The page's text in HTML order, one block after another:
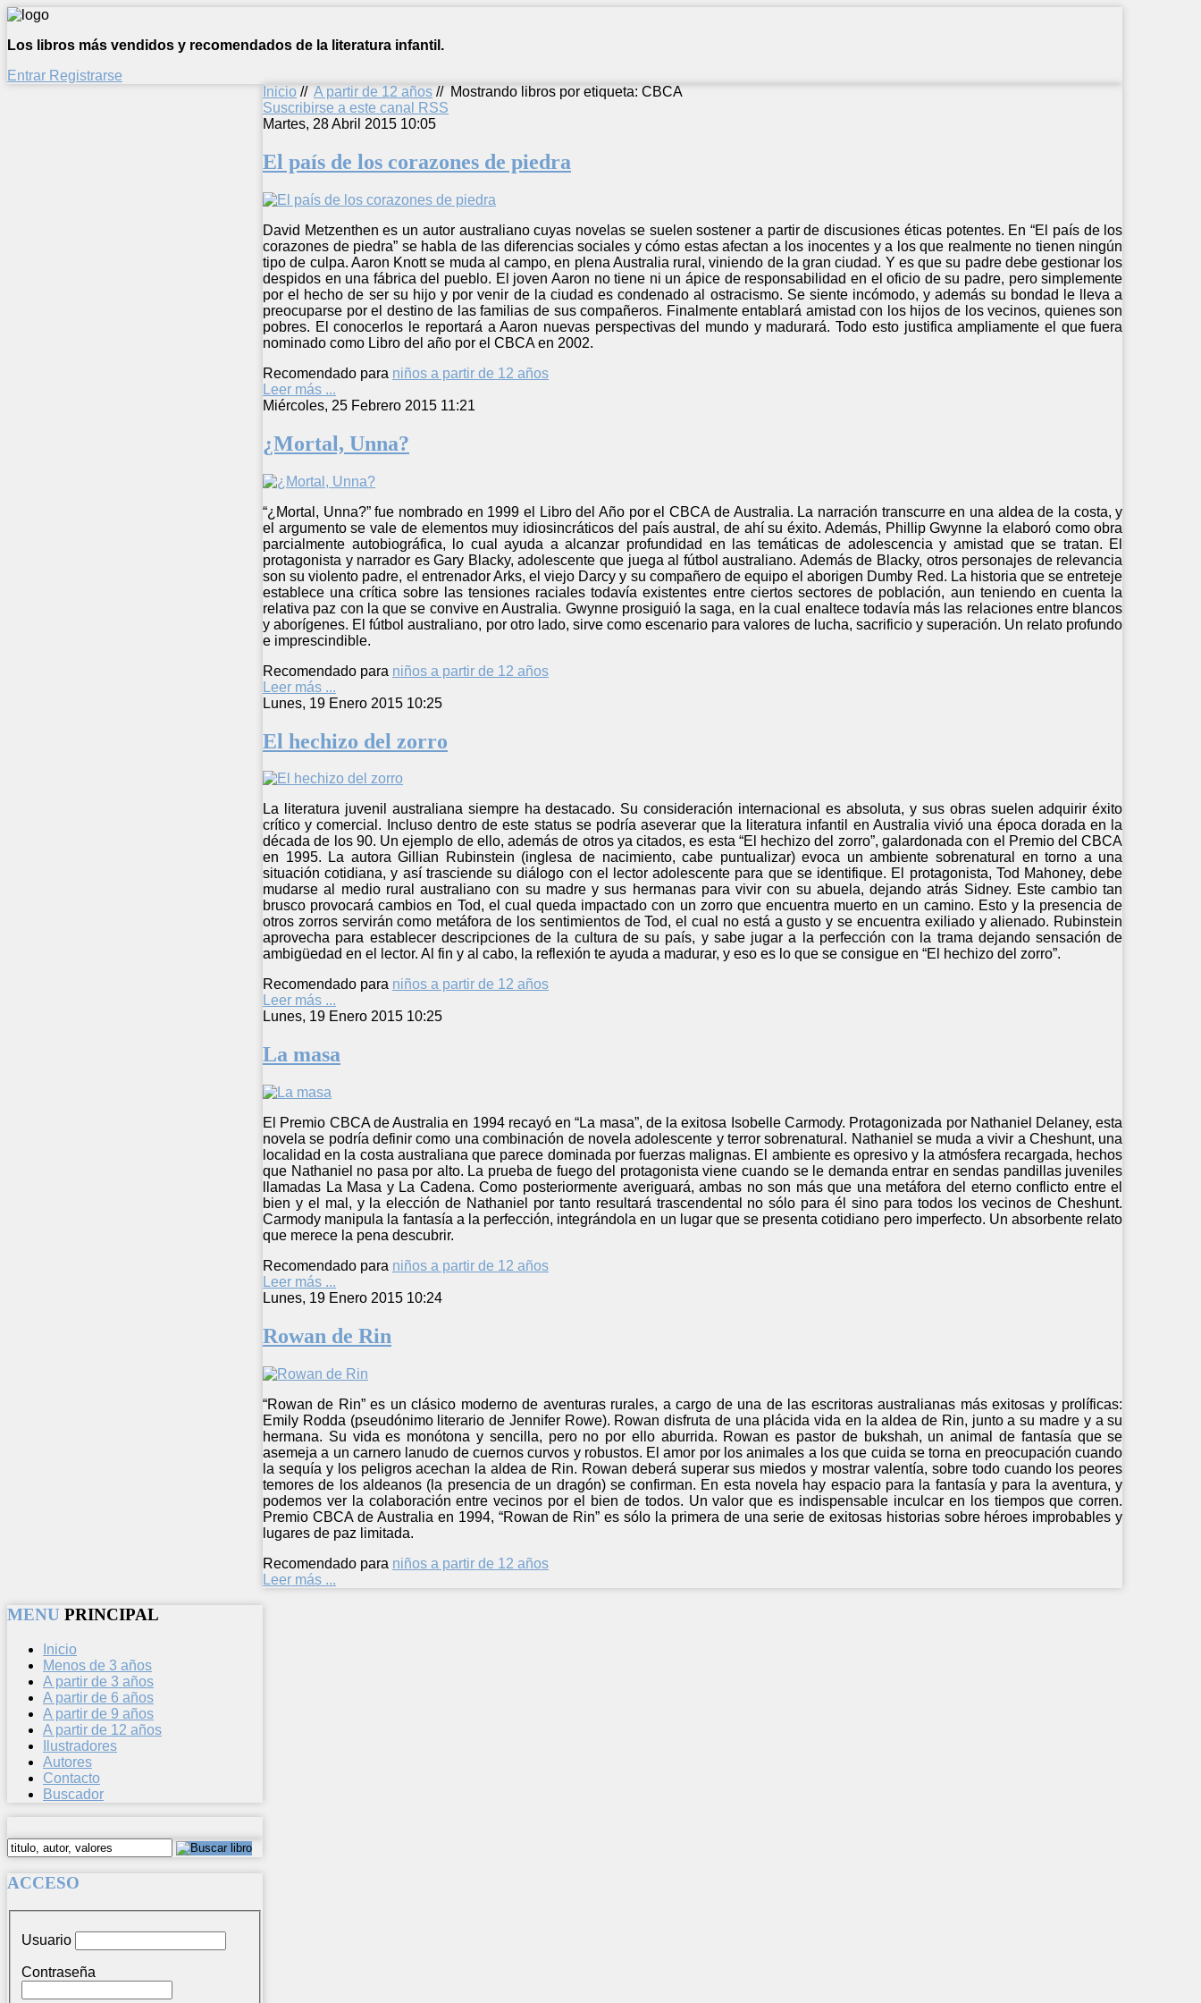
Los libros más vendidos y recomendados de la literatura infantil.
Entrar Registrarse
Inicio // A partir de 12 años // Mostrando libros por etiqueta: CBCA
Suscribirse a este canal RSS
Martes, 28 Abril 2015 10:05
El país de los corazones de piedra
David Metzenthen es un autor australiano cuyas novelas se suelen sostener a partir de discusiones éticas potentes. En “El país de los
corazones de piedra” se habla de las diferencias sociales y cómo estas afectan a los inocentes y a los que realmente no tienen ningún
tipo de culpa. Aaron Knott se muda al campo, en plena Australia rural, viniendo de la gran ciudad. Y es que su padre debe gestionar los
despidos en una fábrica del pueblo. El joven Aaron no tiene ni un ápice de responsabilidad en el oficio de su padre, pero simplemente
por el hecho de ser su hijo y por venir de la ciudad es condenado al ostracismo. Se siente incómodo, y además su bondad le lleva a
preocuparse por el destino de las familias de sus compañeros. Finalmente entablará amistad con los hijos de los vecinos, quienes son
pobres. El conocerlos le reportará a Aaron nuevas perspectivas del mundo y madurará. Todo esto justifica ampliamente el que fuera
nominado como Libro del año por el CBCA en 2002.
Recomendado para niños a partir de 12 años
Leer más ...
Miércoles, 25 Febrero 2015 11:21
¿Mortal, Unna?
“¿Mortal, Unna?” fue nombrado en 1999 el Libro del Año por el CBCA de Australia. La narración transcurre en una aldea de la costa, y
el argumento se vale de elementos muy idiosincráticos del país austral, de ahí su éxito. Además, Phillip Gwynne la elaboró como obra
parcialmente autobiográfica, lo cual ayuda a alcanzar profundidad en las temáticas de adolescencia y amistad que se tratan. El
protagonista y narrador es Gary Blacky, adolescente que juega al fútbol australiano. Además de Blacky, otros personajes de relevancia
son su violento padre, el entrenador Arks, el viejo Darcy y su compañero de equipo el aborigen Dumby Red. La historia que se entreteje
establece una crítica sobre las tensiones raciales todavía existentes entre ciertos sectores de población, aun teniendo en cuenta la
relativa paz con la que se convive en Australia. Gwynne prosiguió la saga, en la cual enaltece todavía más las relaciones entre blancos
y aborígenes. El fútbol australiano, por otro lado, sirve como escenario para valores de lucha, sacrificio y superación. Un relato profundo
e imprescindible.
Recomendado para niños a partir de 12 años
Leer más ...
Lunes, 19 Enero 2015 10:25
El hechizo del zorro
La literatura juvenil australiana siempre ha destacado. Su consideración internacional es absoluta, y sus obras suelen adquirir éxito
crítico y comercial. Incluso dentro de este status se podría aseverar que la literatura infantil en Australia vivió una época dorada en la
década de los 90. Un ejemplo de ello, además de otros ya citados, es esta “El hechizo del zorro”, galardonada con el Premio del CBCA
en 1995. La autora Gillian Rubinstein (inglesa de nacimiento, cabe puntualizar) evoca un ambiente sobrenatural en torno a una
situación cotidiana, y así trasciende su diálogo con el lector adolescente para que se identifique. El protagonista, Tod Mahoney, debe
mudarse al medio rural australiano con su madre y sus hermanas para vivir con su abuela, dejando atrás Sidney. Este cambio tan
brusco provocará cambios en Tod, el cual queda impactado con un zorro que encuentra muerto en un camino. Esto y la presencia de
otros zorros servirán como metáfora de los sentimientos de Tod, el cual no está a gusto y se encuentra exiliado y alienado. Rubinstein
aprovecha para establecer descripciones de la cultura de su país, y sabe jugar a la perfección con la trama dejando sensación de
ambigüedad en el lector. Al fin y al cabo, la reflexión te ayuda a madurar, y eso es lo que se consigue en “El hechizo del zorro”.
Recomendado para niños a partir de 12 años
Leer más ...
Lunes, 19 Enero 2015 10:25
La masa
El Premio CBCA de Australia en 1994 recayó en “La masa”, de la exitosa Isobelle Carmody. Protagonizada por Nathaniel Delaney, esta
novela se podría definir como una combinación de novela adolescente y terror sobrenatural. Nathaniel se muda a vivir a Cheshunt, una
localidad en la costa australiana que parece dominada por fuerzas malignas. El ambiente es opresivo y la atmósfera recargada, hechos
que Nathaniel no pasa por alto. La prueba de fuego del protagonista viene cuando se le demanda entrar en sendas pandillas juveniles
llamadas La Masa y La Cadena. Como posteriormente averiguará, ambas no son más que una metáfora del eterno conflicto entre el
bien y el mal, y la elección de Nathaniel por tanto resultará trascendental no sólo para él sino para todos los vecinos de Cheshunt.
Carmody manipula la fantasía a la perfección, integrándola en un lugar que se presenta cotidiano pero imperfecto. Un absorbente relato
que merece la pena descubrir.
Recomendado para niños a partir de 12 años
Leer más ...
Lunes, 19 Enero 2015 10:24
Rowan de Rin
“Rowan de Rin” es un clásico moderno de aventuras rurales, a cargo de una de las escritoras australianas más exitosas y prolíficas:
Emily Rodda (pseudónimo literario de Jennifer Rowe). Rowan disfruta de una plácida vida en la aldea de Rin, junto a su madre y a su
hermana. Su vida es monótona y sencilla, pero no por ello aburrida. Rowan es pastor de bukshah, un animal de fantasía que se
asemeja a un carnero lanudo de cuernos curvos y robustos. El amor por los animales a los que cuida se torna en preocupación cuando
la sequía y los peligros acechan la aldea de Rin. Rowan deberá superar sus miedos y mostrar valentía, sobre todo cuando los peores
temores de los aldeanos (la presencia de un dragón) se confirman. En esta novela hay espacio para la fantasía y para la aventura, y
podemos ver la colaboración entre vecinos por el bien de todos. Un valor que es indispensable inculcar en los tiempos que corren.
Premio CBCA de Australia en 1994, “Rowan de Rin” es sólo la primera de una serie de exitosas historias sobre héroes improbables y
lugares de paz limitada.
Recomendado para niños a partir de 12 años
Leer más ...
MENU PRINCIPAL
Inicio
Menos de 3 años
A partir de 3 años
A partir de 6 años
A partir de 9 años
A partir de 12 años
Ilustradores
Autores
Contacto
Buscador
ACCESO
Usuario
Contraseña